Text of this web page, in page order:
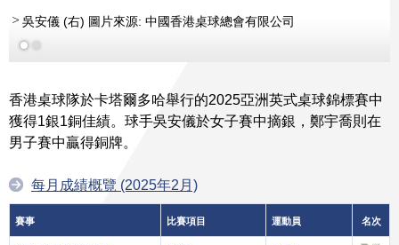
吳安儀 (右) 圖片來源: 中國香港桌球總會有限公司
香港桌球隊於卡塔爾多哈舉行的2025亞洲英式桌球錦標賽中
獲得1銀1銅佳績。球手吳安儀於女子賽中摘銀，鄭宇喬則在
男子賽中贏得銅牌。
每月成績概覽 (2025年2月)
賽事 比賽項目 運動員 名次